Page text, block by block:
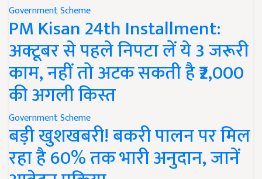
Government Scheme
PM Kisan 24th Installment:
अक्टूबर से पहले निपटा लें ये 3 जरूरी
काम, नहीं तो अटक सकती है ₹2,000
की अगली किस्त
Government Scheme
बड़ी खुशखबरी! बकरी पालन पर मिल
रहा है 60% तक भारी अनुदान, जानें